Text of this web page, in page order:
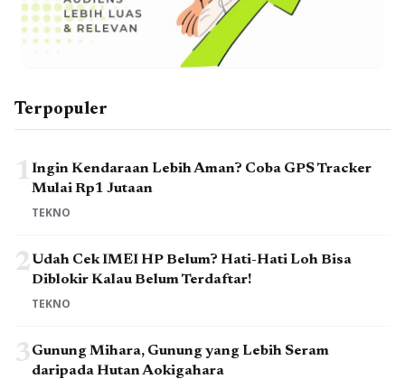
Terpopuler
1Ingin Kendaraan Lebih Aman? Coba GPS Tracker
Mulai Rp1 Jutaan
TEKNO
2Udah Cek IMEI HP Belum? Hati-Hati Loh Bisa
Diblokir Kalau Belum Terdaftar!
TEKNO
3Gunung Mihara, Gunung yang Lebih Seram
daripada Hutan Aokigahara